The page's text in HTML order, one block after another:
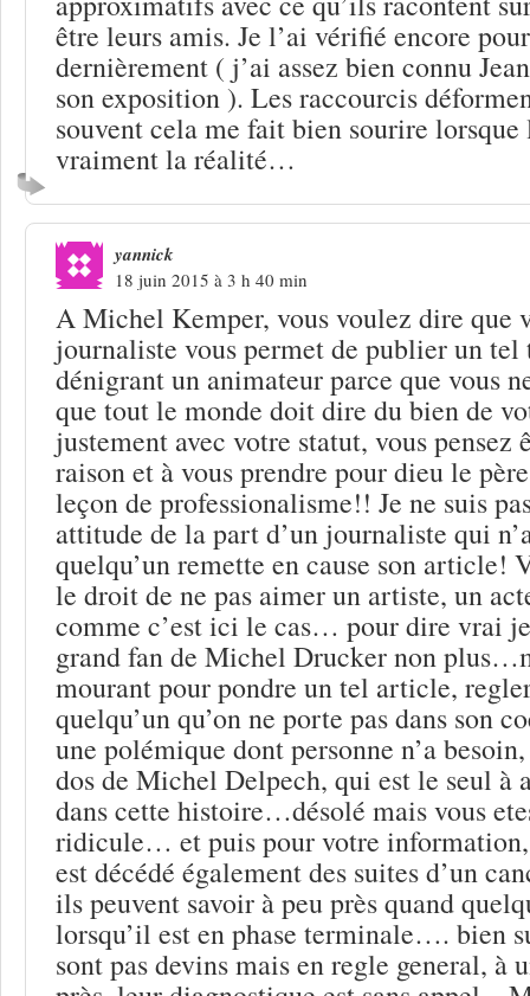
être leurs amis. Je l’ai vérifié encore
dernièrement ( j’ai assez bien connu
son exposition ). Les raccourcis
souvent cela me fait bien sourire lorsque
vraiment la réalité…
yannick
18 juin 2015 à 3 h 40 min
A Michel Kemper, vous voulez dire que
journaliste vous permet de publier un tel
dénigrant un animateur parce que vous
que tout le monde doit dire du bien de
justement avec votre statut, vous pensez
raison et à vous prendre pour dieu le
leçon de professionalisme!! Je ne suis
attitude de la part d’un journaliste qui
quelqu’un remette en cause son article!
le droit de ne pas aimer un artiste, un
comme c’est ici le cas… pour dire vrai
grand fan de Michel Drucker non
mourant pour pondre un tel article,
quelqu’un qu’on ne porte pas dans son
une polémique dont personne n’a
dos de Michel Delpech, qui est le seul à
dans cette histoire…désolé mais vous
ridicule… et puis pour votre
est décédé également des suites d’un
ils peuvent savoir à peu près quand
lorsqu’il est en phase terminale…. bien
sont pas devins mais en regle general, à